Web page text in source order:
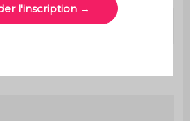
160 x 90 x 75 cm